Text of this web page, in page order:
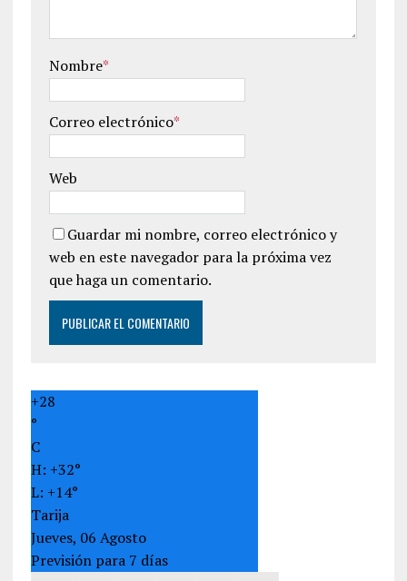
Nombre*
Correo electrónico*
Web
Guardar mi nombre, correo electrónico y
web en este navegador para la próxima vez
que haga un comentario.
+28
°
C
H: +32°
L: +14°
Tarija
Jueves, 06 Agosto
Previsión para 7 días